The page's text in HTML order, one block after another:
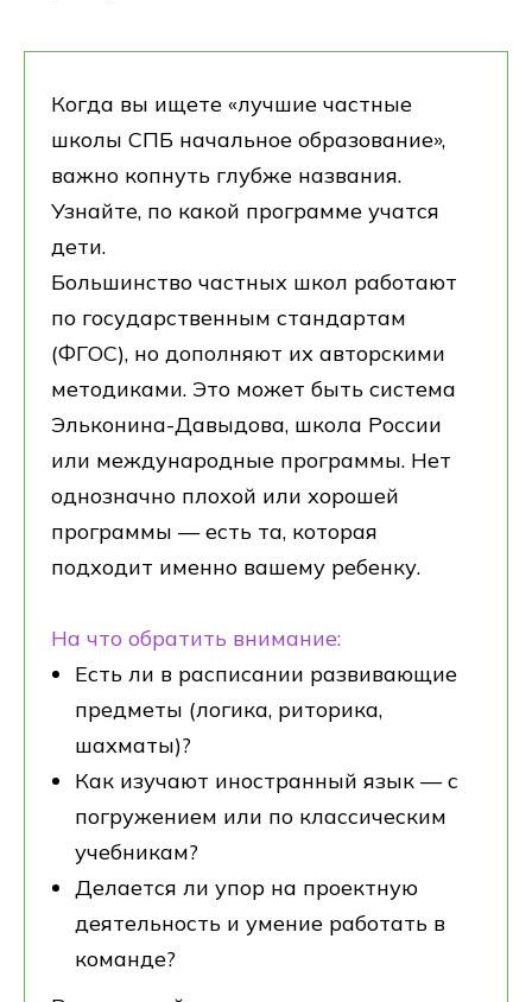
Когда вы ищете «лучшие частные
школы СПБ начальное образование»,
важно копнуть глубже названия.
Узнайте, по какой программе учатся
дети.
Большинство частных школ работают
по государственным стандартам
(ФГОС), но дополняют их авторскими
методиками. Это может быть система
Эльконина-Давыдова, школа России
или международные программы. Нет
однозначно плохой или хорошей
программы — есть та, которая
подходит именно вашему ребенку.
На что обратить внимание:
Есть ли в расписании развивающие
предметы (логика, риторика,
шахматы)?
Как изучают иностранный язык — с
погружением или по классическим
учебникам?
Делается ли упор на проектную
деятельность и умение работать в
команде?
к намиз других частных школ
3 причины,
В других частных
Все за отдельную
плату
заманивают низкой
стоимостью, а потом
«допы» (шахматы,
английский язык,
Хексли
Все
дополнительные занятия
включены в пакет услуг.
Мы не пытаемся